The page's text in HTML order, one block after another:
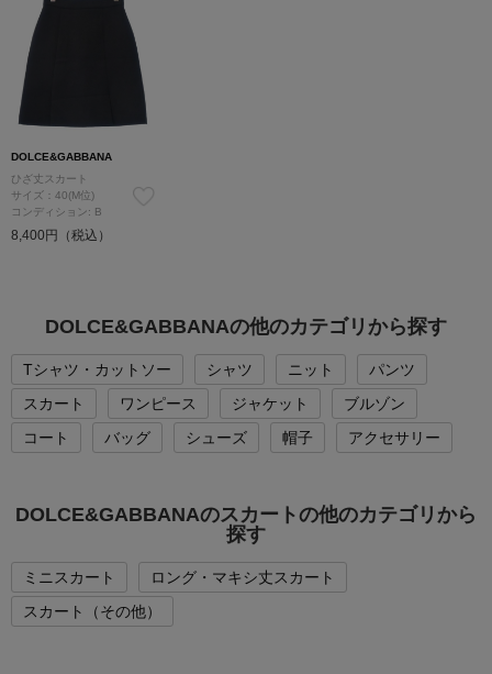
DOLCE&GABBANA
ひざ丈スカート
サイズ：40(M位)
コンディション: B
8,400円（税込）
DOLCE&GABBANAの他のカテゴリから探す
Tシャツ・カットソー シャツ ニット
パンツ
スカート
ワンピース ジャケット
ブルゾン
コート
バッグ シューズ 帽子 アクセサリー
DOLCE&GABBANAのスカートの他のカテゴリから
探す
ミニスカート
ロング・マキシ丈スカート
スカート（その他）